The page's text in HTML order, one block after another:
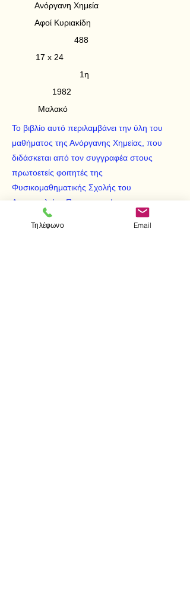
Ανόργανη Χημεία
Αφοί Κυριακίδη
488
17 x 24
1η
1982
Μαλακό
Το βιβλίο αυτό περιλαμβάνει την ύλη του
μαθήματος της Ανόργανης Χημείας, που
διδάσκεται από τον συγγραφέα στους
πρωτοετείς φοιτητές της
Φυσικομαθηματικής Σχολής του
Αριστοτελείου Πανεπιστημίου
Θεσσαλονίκης.
Τηλέφωνο Email